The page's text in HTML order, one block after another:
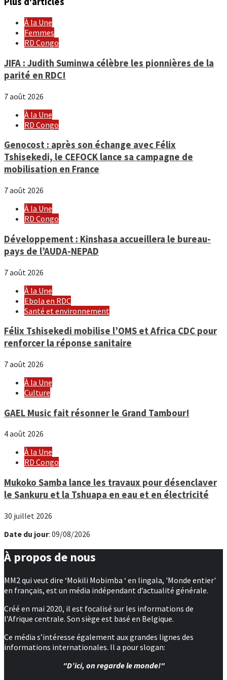
À la Une
Femmes
RD Congo
JIFA : Judith Suminwa célèbre les pionnières de la
parité en RDC!
7 août 2026
À la Une
RD Congo
Genocost : après son échange avec Félix
Tshisekedi, le CEFOCK lance sa campagne de
mobilisation en France
7 août 2026
À la Une
RD Congo
Développement : Kinshasa accueillera le bureau-
pays de l’AUDA-NEPAD
7 août 2026
À la Une
Ebola en RDC
Santé et environnement
Félix Tshisekedi mobilise l’OMS et Africa CDC pour
renforcer la réponse sanitaire
7 août 2026
À la Une
Culture
GAEL Music fait résonner le Grand Tambour!
4 août 2026
À la Une
RD Congo
Mukoko Samba lance les travaux pour désenclaver
le Sankuru et la Tshuapa en eau et en électricité
30 juillet 2026
Date du jour: 09/08/2026
À propos de nous
MM2 qui veut dire ‘Mokili Mobimba ‘ en lingala, 'Monde entier'
en français, est un média indépendant d’actualité générale.
Créé en mai 2020, il est focalisé sur les informations de
l’Afrique centrale. Son siège est basé en Belgique.
Ce média s’intéresse également aux grandes lignes des
informations internationales. Il a pour slogan:
"D’ici, on regarde le monde!"